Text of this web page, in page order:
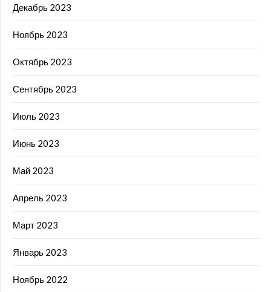
Декабрь 2023
Ноябрь 2023
Октябрь 2023
Сентябрь 2023
Июль 2023
Июнь 2023
Май 2023
Апрель 2023
Март 2023
Январь 2023
Ноябрь 2022